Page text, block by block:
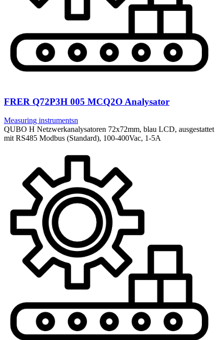
FRER Q72P3H 005 MCQ2O Analysator
Measuring instrumentsn
QUBO H Netzwerkanalysatoren 72x72mm, blau LCD, ausgestattet
mit RS485 Modbus (Standard), 100-400Vac, 1-5A